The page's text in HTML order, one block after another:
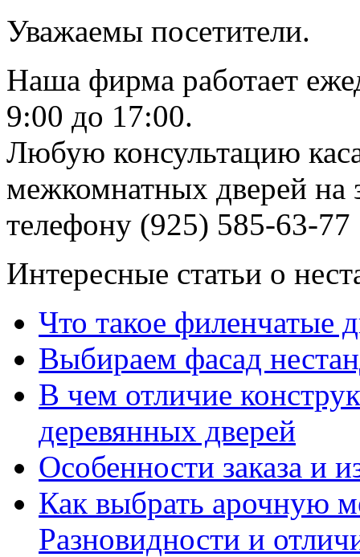
Уважаемы посетители.
Наша фирма работает
9:00 до 17:00.
Любую консультацию
межкомнатных дверей на
телефону (925) 585-63-77
Интересные статьи о
Что такое филенчатые
Выбираем фасад
В чем отличие
деревянных дверей
Особенности заказа и
Как выбрать арочную
Разновидности и